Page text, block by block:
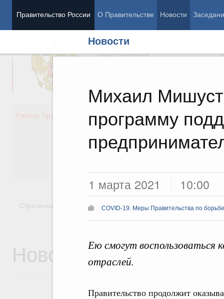
Правительство России О Правительстве Новости
Новости
Михаил
программу
1 марта 2021 10:00
COVID-19. Меры Правительства по
Ею смогут воспользоваться
отраслей.
Правительство продолжит
Председатель Правительства
Вице-премьеры
Работа Правительства
Демография
Здоровье
Культура
Стратегии Государственные программы
Новости